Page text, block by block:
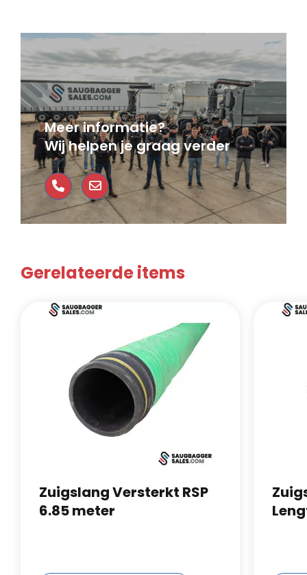
Meer informatie?
Wij helpen je graag verder
Gerelateerde items
Zuigslang Versterkt RSP
6.85 meter